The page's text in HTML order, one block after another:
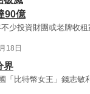
90億
少投資財團或老牌收
18日
界
「比特幣女王」錢志敏